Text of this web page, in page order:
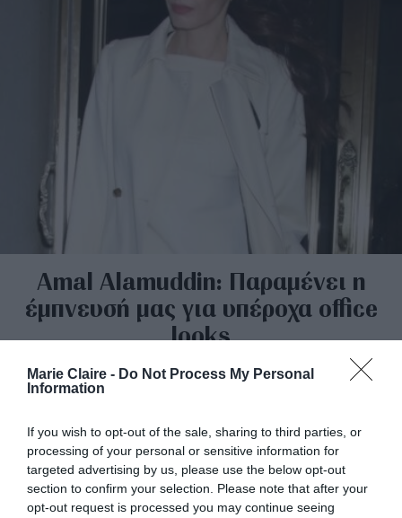
Marie Claire - Do Not Process My Personal
Information
If you wish to opt-out of the sale, sharing to third parties, or
processing of your personal or sensitive information for
targeted advertising by us, please use the below opt-out
section to confirm your selection. Please note that after your
opt-out request is processed you may continue seeing
Amal Alamuddin: Παραμένει η
έμπνευσή μας για υπέροχα office
looks
By Mcteam